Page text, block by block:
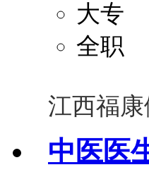
大专
全职
江西福
中医医